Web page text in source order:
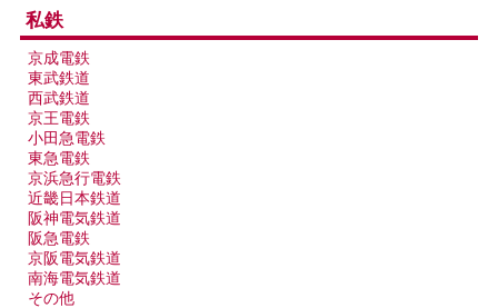
私鉄
京成電鉄
東武鉄道
西武鉄道
京王電鉄
小田急電鉄
東急電鉄
京浜急行電鉄
近畿日本鉄道
阪神電気鉄道
阪急電鉄
京阪電気鉄道
南海電気鉄道
その他